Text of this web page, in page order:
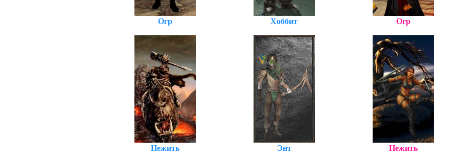
Огр Хоббит Огр
Нежить Энт Нежить